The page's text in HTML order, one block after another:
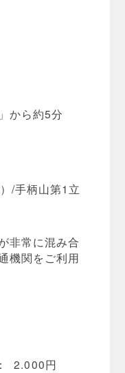
から約5分
/手柄山第1立
非常に混み合
機関をご利用
円